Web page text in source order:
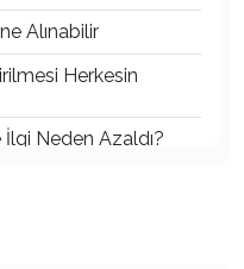
Alınabilir
Herkesin
Neden Azaldı?
Çok Yönlü
ve Türkiye